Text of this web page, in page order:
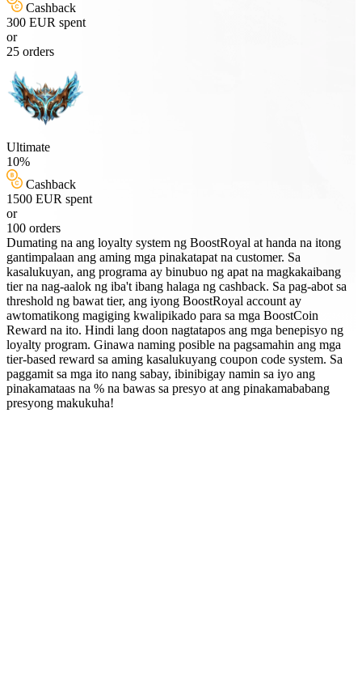
Cashback
300 EUR spent
or
25 orders
Ultimate
10%
Cashback
1500 EUR spent
or
100 orders
Dumating na ang loyalty system ng BoostRoyal at handa na itong
gantimpalaan ang aming mga pinakatapat na customer. Sa
kasalukuyan, ang programa ay binubuo ng apat na magkakaibang
tier na nag-aalok ng iba't ibang halaga ng cashback. Sa pag-abot sa
threshold ng bawat tier, ang iyong BoostRoyal account ay
awtomatikong magiging kwalipikado para sa mga BoostCoin
Reward na ito. Hindi lang doon nagtatapos ang mga benepisyo ng
loyalty program. Ginawa naming posible na pagsamahin ang mga
tier-based reward sa aming kasalukuyang coupon code system. Sa
paggamit sa mga ito nang sabay, ibinibigay namin sa iyo ang
pinakamataas na % na bawas sa presyo at ang pinakamababang
presyong makukuha!